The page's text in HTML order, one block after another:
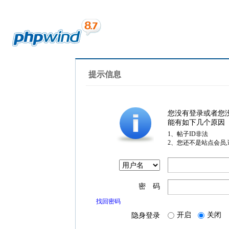
提示信息
您没有登录或者您
能有如下几个原因
1、帖子ID非法
2、您还不是站点会员
密 码
找回密码
隐身登录 开启 关闭